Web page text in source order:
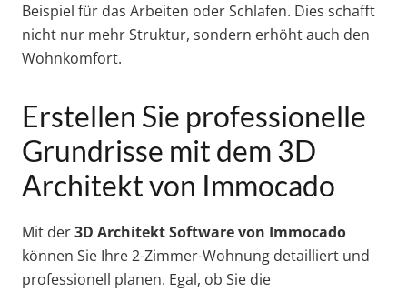
Beispiel für das Arbeiten oder Schlafen. Dies schafft
nicht nur mehr Struktur, sondern erhöht auch den
Wohnkomfort.
Erstellen Sie professionelle
Grundrisse mit dem 3D
Architekt von Immocado
Mit der3D Architekt Software von Immocado
können Sie Ihre 2-Zimmer-Wohnung detailliert und
professionell planen. Egal, ob Sie die